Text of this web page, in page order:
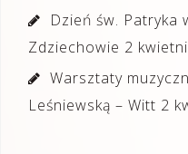
Dzień św. Patryka
Zdziechowie 2
Warsztaty
Leśniewską – Witt 2